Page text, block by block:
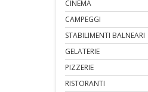
CINEMA
CAMPEGGI
STABILIMENTI BALNEARI
GELATERIE
PIZZERIE
RISTORANTI